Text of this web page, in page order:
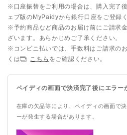
※口座振替をご利用の場合は、購入完了
ェブ版のMyPaidyから銀行口座をご登録く
※予約商品など商品のお届け前にご請求
ざいます。あらかじめご了承ください。
※コンビニ払いでは、手数料はご請求の
くは
こちら をご確認ください。
ペイディの画面で決済完了後にエラー
在庫の欠品等により、ペイディの画面で
ーが発生する場合があります。